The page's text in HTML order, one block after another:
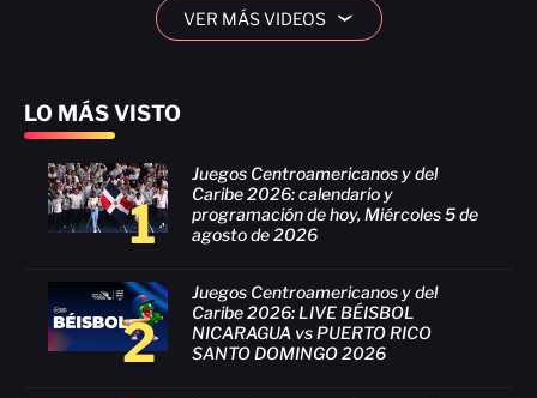
LO MÁS VISTO
1
Juegos Centroamericanos y del
Caribe 2026: calendario y
programación de hoy, Miércoles 5 de
agosto de 2026
2
Juegos Centroamericanos y del
Caribe 2026: LIVE BÉISBOL
NICARAGUA vs PUERTO RICO
SANTO DOMINGO 2026
VER MÁS VIDEOS ›